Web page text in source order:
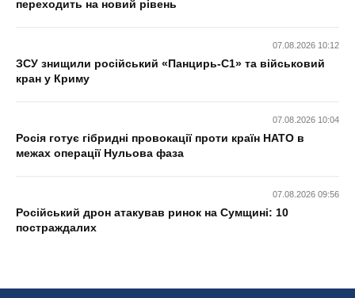
переходить на новий рівень
07.08.2026 10:12
ЗСУ знищили російський «Панцирь-С1» та військовий
кран у Криму
07.08.2026 10:04
Росія готує гібридні провокації проти країн НАТО в
межах операції Нульова фаза
07.08.2026 09:56
Російський дрон атакував ринок на Сумщині: 10
постраждалих